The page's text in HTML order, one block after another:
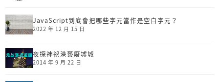
JavaScript到底會把哪些字元當作是空白字元？
2022 年 12 月 15 日
夜探神祕港藝廢墟城
2014 年 9 月 22 日